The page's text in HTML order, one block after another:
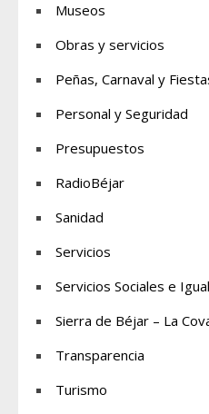
Museos
Obras y servicios
Peñas, Carnaval y
Personal y Seguridad
Presupuestos
RadioBéjar
Sanidad
Servicios
Servicios Sociales e
Sierra de Béjar – La
Transparencia
Turismo